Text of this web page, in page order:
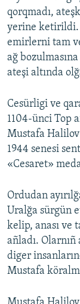
qorqmadı,
yerine ketirildi.
emirlerni tam
ağ
ateşi altında
Cesürligi ve
1104-ünci Top
Mustafa
1944 senesi
«Cesaret»
Ordudan
Uralğa sürgün
kelip, anası ve
añladı.
diger
Mustafa